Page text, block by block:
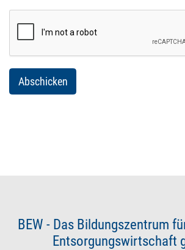
BEW - Das Bildungszentrum
Entsorgungswirtschaft